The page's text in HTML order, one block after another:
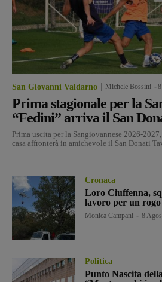
San Giovanni Valdarno Michele Bossini
Prima stagionale per la
“Fedini” arriva il San
Prima uscita per la Sangiovannese 2026-
casa affronterà in amichevole il San Donati
Cronaca
Loro Ciuffenna,
lavoro per un rogo
Monica Campani 8
Politica
Punto Nascita